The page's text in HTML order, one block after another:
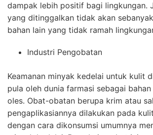
dampak lebih positif bagi lingkungan.
yang ditinggalkan tidak akan
bahan lain yang tidak ramah
Industri Pengobatan
Keamanan minyak kedelai untuk kulit
pula oleh dunia farmasi sebagai
oles. Obat-obatan berupa krim atau
pengaplikasiannya dilakukan pada
dengan cara dikonsumsi umumnya